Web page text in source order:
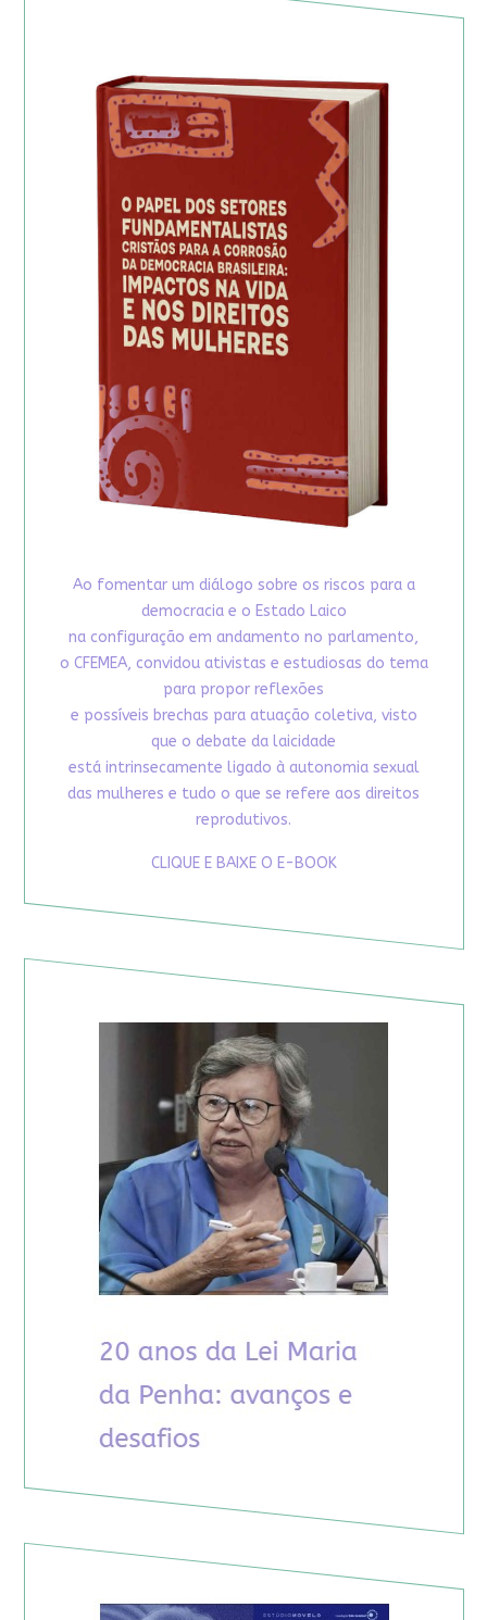
Ao fomentar um diálogo sobre os riscos para a
democracia e o Estado Laico
na configuração em andamento no parlamento,
o CFEMEA, convidou ativistas e estudiosas do tema
para propor reflexões
e possíveis brechas para atuação coletiva, visto
que o debate da laicidade
está intrinsecamente ligado à autonomia sexual
das mulheres e tudo o que se refere aos direitos
reprodutivos.
CLIQUE E BAIXE O E-BOOK